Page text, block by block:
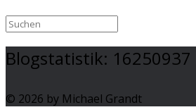
Blogstatistik: 16250937
© 2026 by Michael Grandt